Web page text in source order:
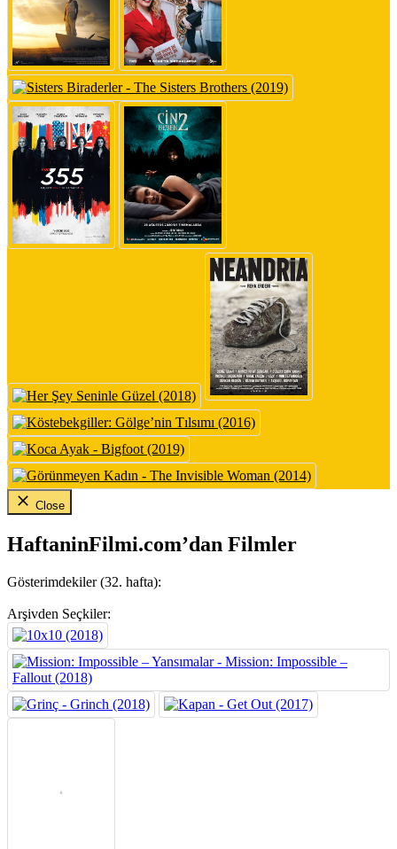
Close
HaftaninFilmi.com’dan Filmler
Gösterimdekiler (32. hafta):
Arşivden Seçkiler: